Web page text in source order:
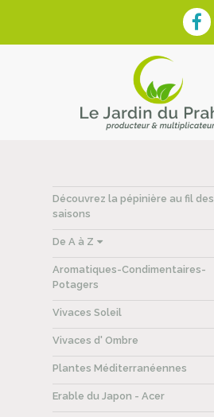
Découvrez la pépinière au fil des
saisons
De A à Z
Aromatiques-Condimentaires-
Potagers
Vivaces Soleil
Vivaces d' Ombre
Plantes Méditerranéennes
Erable du Japon - Acer